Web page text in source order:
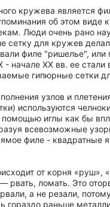
кружева является
об этом виде
Люди очень рано
сетку для кружев
филе "ришелье", или
- начале XX вв. ее стали
гипюрные сетки
узлов и
используются
помощью иглы как бы
всевозможные
филе - квадратные
от корня «руш»,
рвать, ломать. Это
а не резали,
гораздо раньше